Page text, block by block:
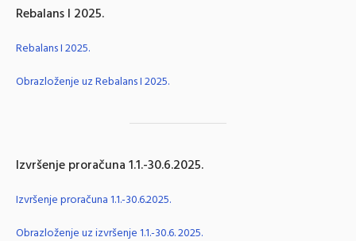
Rebalans I 2025.
Rebalans I 2025.
Obrazloženje uz Rebalans I 2025.
Izvršenje proračuna 1.1.-30.6.2025.
Izvršenje proračuna 1.1.-30.6.2025.
Obrazloženje uz izvršenje 1.1.-30.6. 2025.